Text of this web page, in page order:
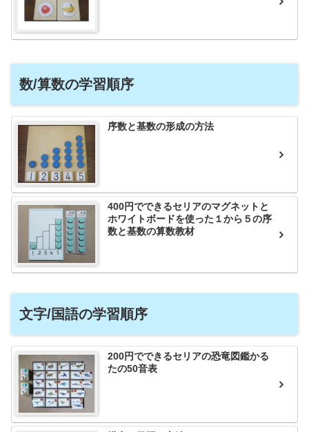
数/算数の学習順序
序数と基数の形成の方法
400円でできるセリアのマグネットと
ホワイトボードを使った１から５の序
数と基数の算数教材
文字/国語の学習順序
200円でできるセリアの恐竜図鑑かる
たの50音表